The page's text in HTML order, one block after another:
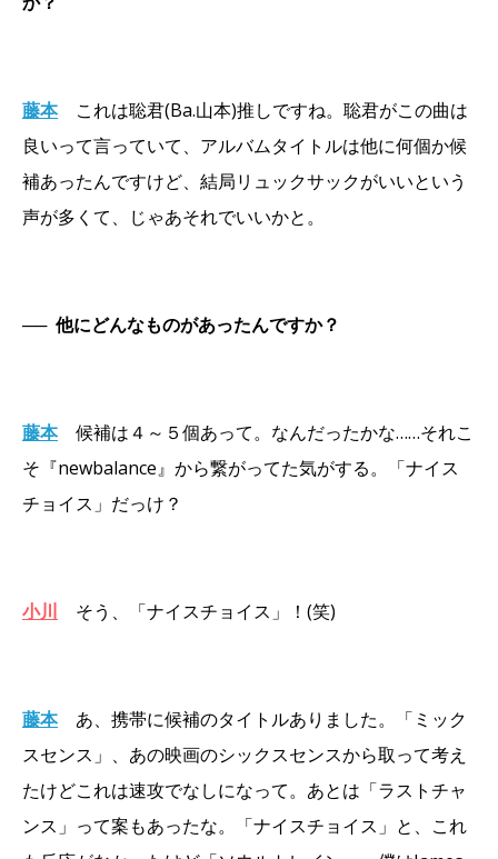
藤本
これは聡君(Ba.山本)推しですね。聡君がこの曲は
良いって言っていて、アルバムタイトルは他に何個か候
補あったんですけど、結局リュックサックがいいという
声が多くて、じゃあそれでいいかと。
── 他にどんなものがあったんですか？
藤本
候補は４～５個あって。なんだったかな……それこ
そ『newbalance』から繋がってた気がする。「ナイス
チョイス」だっけ？
小川 そう、「ナイスチョイス」！(笑)
藤本
あ、携帯に候補のタイトルありました。「ミック
スセンス」、あの映画のシックスセンスから取って考え
たけどこれは速攻でなしになって。あとは「ラストチャ
ンス」って案もあったな。「ナイスチョイス」と、これ